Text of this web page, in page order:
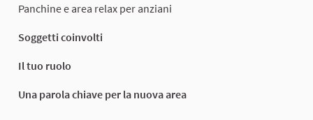
Panchine e area relax per anziani
Soggetti coinvolti
Il tuo ruolo
Una parola chiave per la nuova area